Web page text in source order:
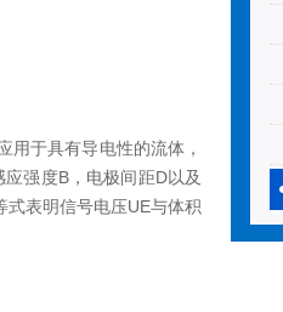
于具有导电性的流体，
强度B，电极间距D以及
表明信号电压UE与体积